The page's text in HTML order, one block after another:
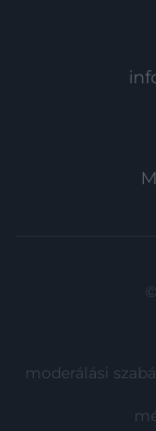
moderálási